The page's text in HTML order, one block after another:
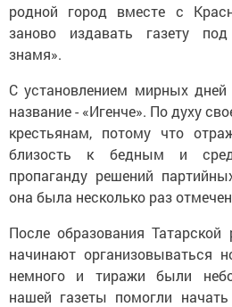
родной город вместе с
заново издавать газету
знамя».
С установлением мирных дней
название - «Игенче». По духу
крестьянам, потому что
близость к бедным и
пропаганду решений
она была несколько раз
После образования Татарской
начинают организовываться
немного и тиражи были
нашей газеты помогли